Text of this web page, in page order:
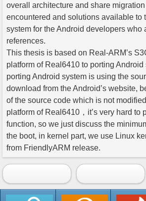
overall architecture and share
encountered and solutions available to
system for the Android developers who
references.
This thesis is based on Real-ARM’s
platform of Real6410 to porting
porting Android system is using the
download from the Android’s website,
of the source code which is not
platform of Real6410，it’s very hard to
function, so we just discuss the
the boot, in kernel part, we use Linux
from FriendlyARM release.